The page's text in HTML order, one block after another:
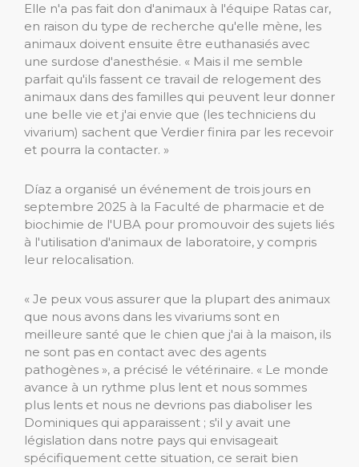
Elle n'a pas fait don d'animaux à l'équipe Ratas car,
en raison du type de recherche qu'elle mène, les
animaux doivent ensuite être euthanasiés avec
une surdose d'anesthésie. « Mais il me semble
parfait qu'ils fassent ce travail de relogement des
animaux dans des familles qui peuvent leur donner
une belle vie et j'ai envie que (les techniciens du
vivarium) sachent que Verdier finira par les recevoir
et pourra la contacter. »
Díaz a organisé un événement de trois jours en
septembre 2025 à la Faculté de pharmacie et de
biochimie de l'UBA pour promouvoir des sujets liés
à l'utilisation d'animaux de laboratoire, y compris
leur relocalisation.
« Je peux vous assurer que la plupart des animaux
que nous avons dans les vivariums sont en
meilleure santé que le chien que j'ai à la maison, ils
ne sont pas en contact avec des agents
pathogènes », a précisé le vétérinaire. « Le monde
avance à un rythme plus lent et nous sommes
plus lents et nous ne devrions pas diaboliser les
Dominiques qui apparaissent ; s'il y avait une
législation dans notre pays qui envisageait
spécifiquement cette situation, ce serait bien